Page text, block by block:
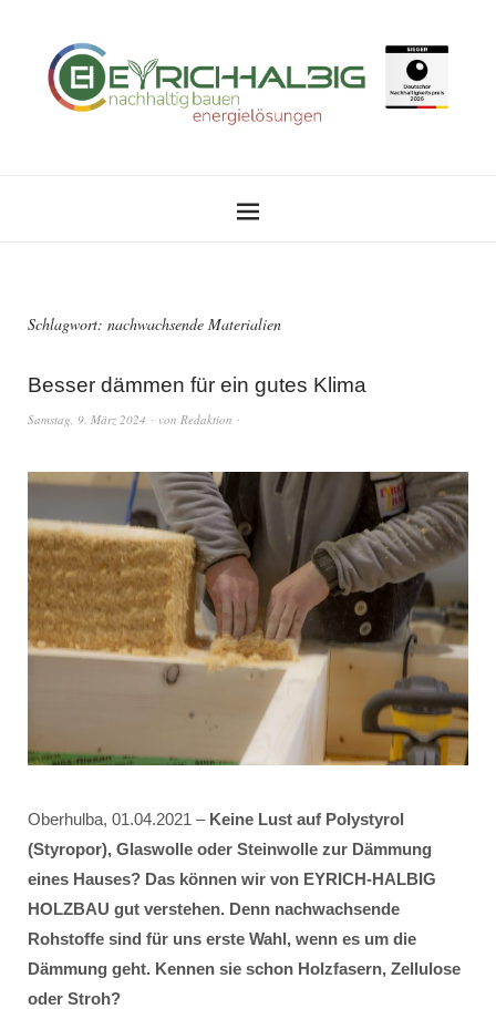
Schlagwort: nachwachsende Materialien
Besser dämmen für ein gutes Klima
Samstag, 9. März 2024 von Redaktion
Oberhulba, 01.04.2021 – Keine Lust auf Polystyrol
(Styropor), Glaswolle oder Steinwolle zur Dämmung
eines Hauses? Das können wir von EYRICH-HALBIG
HOLZBAU gut verstehen. Denn nachwachsende
Rohstoffe sind für uns erste Wahl, wenn es um die
Dämmung geht. Kennen sie schon Holzfasern, Zellulose
oder Stroh?